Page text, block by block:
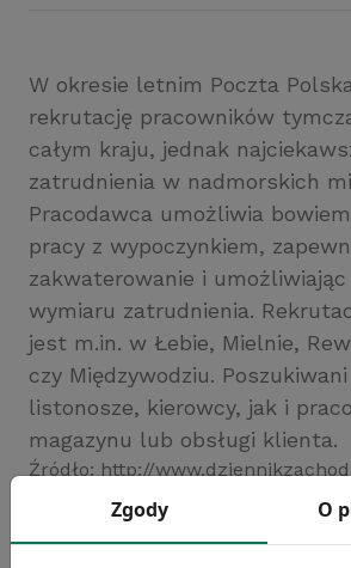
W okresie letnim Poczta
rekrutację pracowników
całym kraju, jednak
zatrudnienia w nadmorskich
Pracodawca umożliwia
pracy z wypoczynkiem,
zakwaterowanie i
wymiaru zatrudnienia.
jest m.in. w Łebie, Mielnie,
czy Międzywodziu.
listonosze, kierowcy, jak i
magazynu lub obsługi klienta.
Źródło: http://
Chcesz wiedzieć
Zobacz więcej
Zgody O